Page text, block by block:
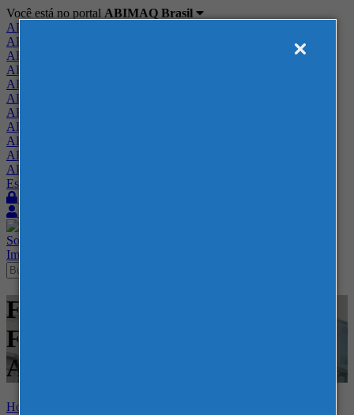
Você está no portal ABIMAQ Brasil
ABIMAQ Brasil
ABIMAQ Minas Gerais
ABIMAQ Norte-Nordeste
ABIMAQ Paraná
ABIMAQ Piracicaba
ABIMAQ Ribeirão Preto
ABIMAQ Rio de Janeiro
ABIMAQ Rio Grande do Sul
ABIMAQ Santa Catarina
ABIMAQ São Paulo
ABIMAQ Vale do Paraíba
Escritório de Relações Governamentais
Sobre
Imprensa
Feiras - Expor Center Norte -
Feira Internacional - Meio
Ambiente
Home